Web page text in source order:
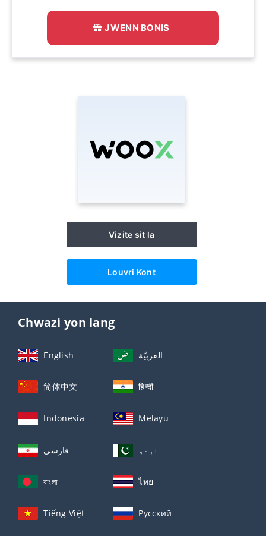
JWENN BONIS
Vizite sit la
Louvri Kont
Chwazi yon lang
English العربيّة
简体中文 हिन्दी
Indonesia Melayu
فارسی اردو
বাংলা ไทย
Tiếng Việt Русский